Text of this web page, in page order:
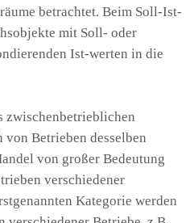
betrachtet. Beim Soll-Ist-
mit Soll- oder
Ist-werten in die
zwischenbetrieblichen
Betrieben desselben
von großer Bedeutung
verschiedener
Kategorie werden